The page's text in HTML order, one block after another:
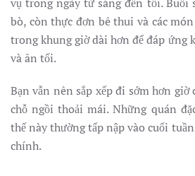
bò, còn thực đơn bê thui và các
trong khung giờ dài hơn để đáp ứng
và ăn tối.
Bạn vẫn nên sắp xếp đi sớm hơn giờ
chỗ ngồi thoải mái. Những quán
thế này thường tấp nập vào cuối
chính.